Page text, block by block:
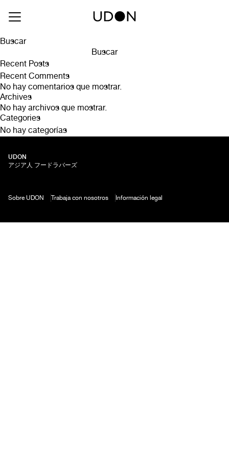
Sapporo
Buscar
Buscar
Recent Posts
Recent Comments
No hay comentarios que mostrar.
Archives
No hay archivos que mostrar.
Categories
No hay categorías
UDON
アジア人 フードラバーズ
Sobre UDON Trabaja con nosotros Información legal